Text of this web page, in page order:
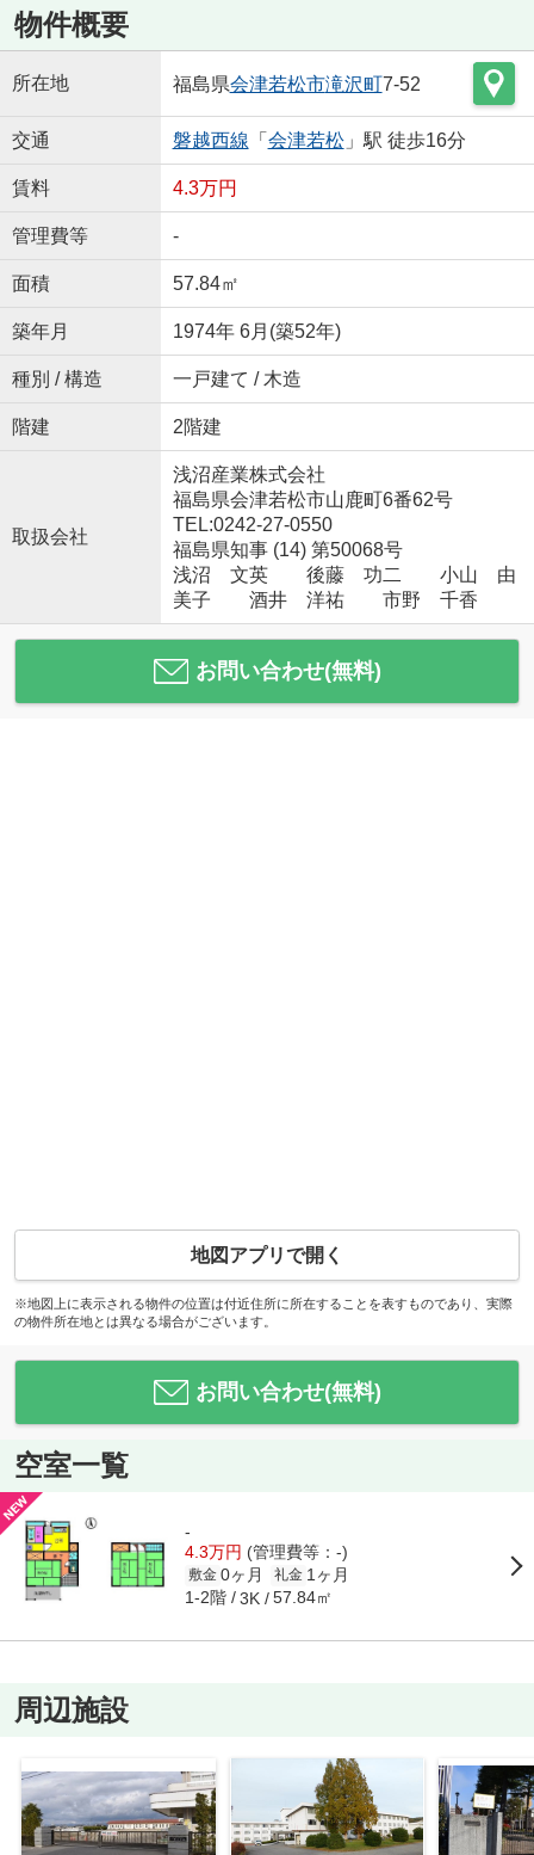
物件概要
所在地 福島県会津若松市滝沢町7-52
交通 磐越西線 「 会津若松」駅 徒歩16分
賃料 4.3万円
管理費等 -
面積 57.84㎡
築年月 1974年 6月(築52年)
種別 / 構造 一戸建て / 木造
階建 2階建
取扱会社
浅沼産業株式会社
福島県会津若松市山鹿町6番62号
TEL:0242-27-0550
福島県知事 (14) 第50068号
浅沼 文英 後藤 功二 小山 由
美子 酒井 洋祐 市野 千香
お問い合わせ(無料)
地図アプリで開く
※地図上に表示される物件の位置は付近住所に所在することを表すものであり、実際
の物件所在地とは異なる場合がございます。
お問い合わせ(無料)
空室一覧
-
4.3万円 (管理費等：-)
敷金 0ヶ月 礼金 1ヶ月
1-2階 3K 57.84㎡
周辺施設